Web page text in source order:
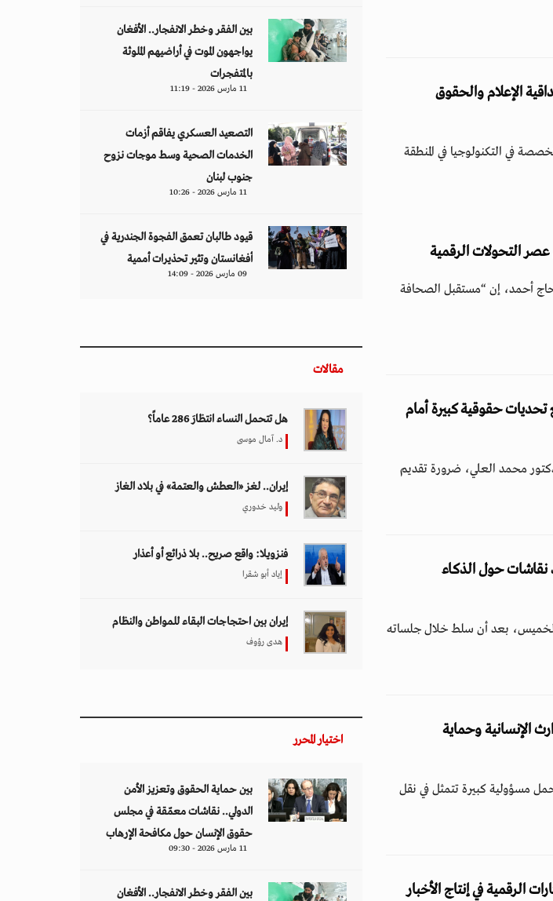
الإعلام والحقوق
في التكنولوجيا في المنطقة
عصر التحولات الرقمية
أحمد، إن “مستقبل الصحافة
تحديات حقوقية كبيرة أمام
محمد العلي، ضرورة تقديم
فعالياته بعد نقاشات حول الذكاء
العالمي للإعلام 2024، مساء الخميس، بعد أن سلط خلال جلساته
الإنسانية وحماية
مسؤولية كبيرة تتمثل في نقل
بين الفقر وخطر الانفجار.. الأفغان
يواجهون الموت في أراضيهم الملوثة
بالمتفجرات
11 مارس 2026 - 11:19
التصعيد العسكري يفاقم أزمات
الخدمات الصحية وسط موجات نزوح
جنوب لبنان
11 مارس 2026 - 10:26
قيود طالبان تعمق الفجوة الجندرية في
أفغانستان وتثير تحذيرات أممية
09 مارس 2026 - 14:09
مقالات
هل تتحمل النساء انتظارَ 286 عاماً؟
د. آمال موسى
إيران.. لغز «العطش والعتمة» في بلاد الغاز
وليد خدوري
فنزويلا: واقع صريح.. بلا ذرائع أو أعذار
إياد أبو شقرا
إيران بين احتجاجات البقاء للمواطن والنظام
هدى رؤوف
اختيار المحرر
بين حماية الحقوق وتعزيز الأمن
الدولي.. نقاشات معمّقة في مجلس
حقوق الإنسان حول مكافحة الإرهاب
11 مارس 2026 - 09:30
بين الفقر وخطر الانفجار.. الأفغان